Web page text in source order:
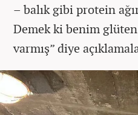
– balık gibi protein
Demek ki benim
varmış” diye